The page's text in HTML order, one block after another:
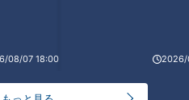
08/07 18:00 2026/